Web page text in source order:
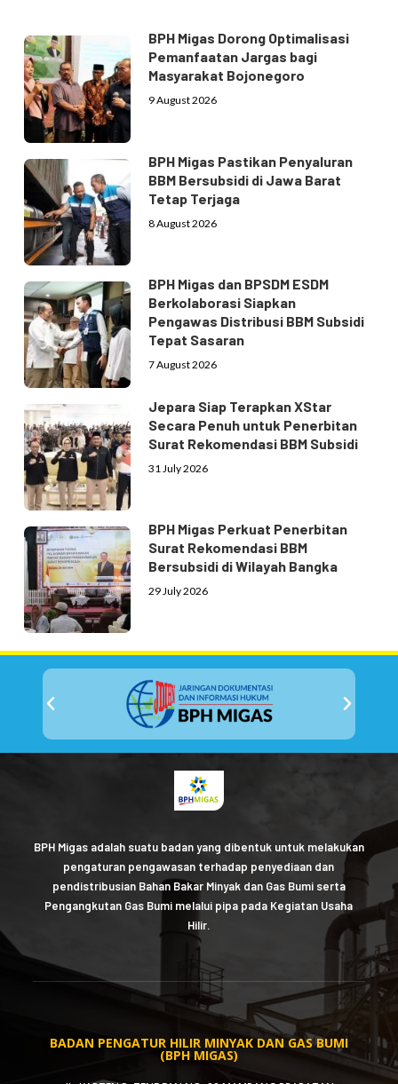
BPH Migas Dorong Optimalisasi
Pemanfaatan Jargas bagi
Masyarakat Bojonegoro
9 August 2026
BPH Migas Pastikan Penyaluran
BBM Bersubsidi di Jawa Barat
Tetap Terjaga
8 August 2026
BPH Migas dan BPSDM ESDM
Berkolaborasi Siapkan
Pengawas Distribusi BBM Subsidi
Tepat Sasaran
7 August 2026
Jepara Siap Terapkan XStar
Secara Penuh untuk Penerbitan
Surat Rekomendasi BBM Subsidi
31 July 2026
BPH Migas Perkuat Penerbitan
Surat Rekomendasi BBM
Bersubsidi di Wilayah Bangka
29 July 2026
BPH Migas adalah suatu badan yang dibentuk untuk melakukan
pengaturan pengawasan terhadap penyediaan dan
pendistribusian Bahan Bakar Minyak dan Gas Bumi serta
Pengangkutan Gas Bumi melalui pipa pada Kegiatan Usaha
Hilir.
BADAN PENGATUR HILIR MINYAK DAN GAS BUMI
(BPH MIGAS)